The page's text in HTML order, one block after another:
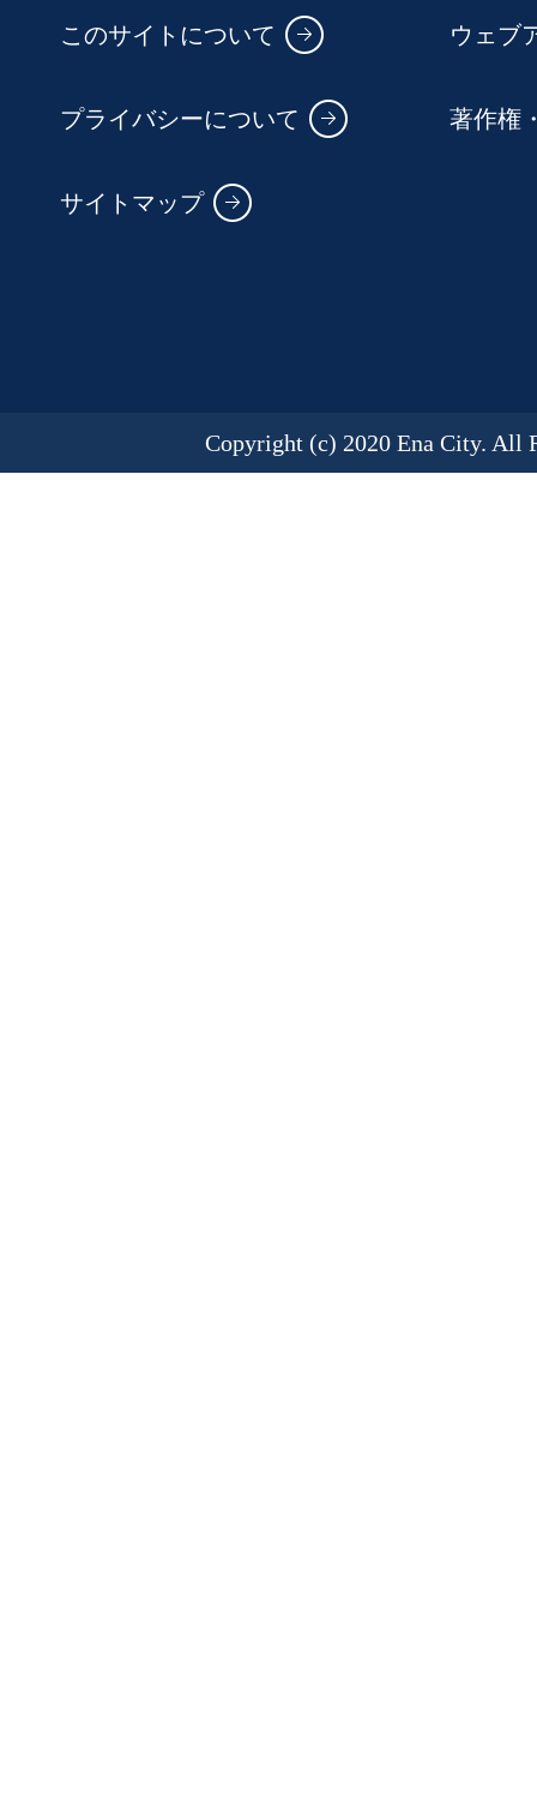
このサイトについて ウェブ
プライバシーについて 著作権
サイトマップ
Copyright (c) 2020 Ena City. All